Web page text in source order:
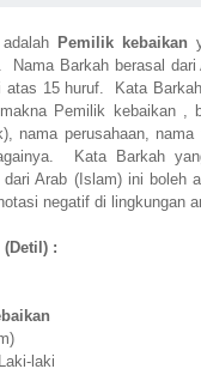
Pemilik kebaikan
Nama Barkah berasal dari
atas 15 huruf. Kata
Pemilik kebaikan ,
nama perusahaan,
Kata Barkah
Arab (Islam) ini boleh
negatif di lingkungan
:
laki